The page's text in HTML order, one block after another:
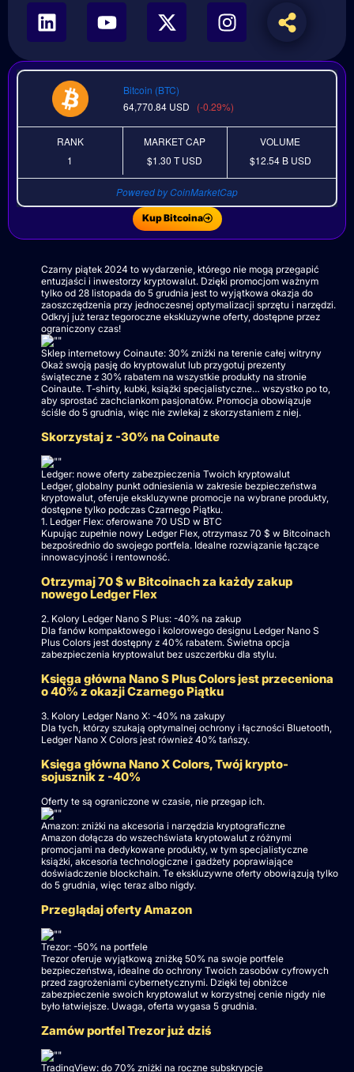
Bitcoin (BTC)
64,770.84 USD (-0.29%)
RANK
1
MARKET CAP
$1.30 TUSD
VOLUME
$12.54 B USD
Powered by CoinMarketCap
Kup Bitcoina
Czarny piątek 2024 to wydarzenie, którego nie mogą przegapić
entuzjaści i inwestorzy kryptowalut. Dzięki promocjom ważnym
tylko od 28 listopada do 5 grudnia jest to wyjątkowa okazja do
zaoszczędzenia przy jednoczesnej optymalizacji sprzętu i narzędzi.
Odkryj już teraz tegoroczne ekskluzywne oferty, dostępne przez
ograniczony czas!
Sklep internetowy Coinaute: 30% zniżki na terenie całej witryny
Okaż swoją pasję do kryptowalut lub przygotuj prezenty
świąteczne z 30% rabatem na wszystkie produkty na stronie
Coinaute. T-shirty, kubki, książki specjalistyczne… wszystko po to,
aby sprostać zachciankom pasjonatów. Promocja obowiązuje
ściśle do 5 grudnia, więc nie zwlekaj z skorzystaniem z niej.
Skorzystaj z -30% na Coinaute
Ledger: nowe oferty zabezpieczenia Twoich kryptowalut
Ledger, globalny punkt odniesienia w zakresie bezpieczeństwa
kryptowalut, oferuje ekskluzywne promocje na wybrane produkty,
dostępne tylko podczas Czarnego Piątku.
1. Ledger Flex: oferowane 70 USD w BTC
Kupując zupełnie nowy Ledger Flex, otrzymasz 70 $ w Bitcoinach
bezpośrednio do swojego portfela. Idealne rozwiązanie łączące
innowacyjność i rentowność.
Otrzymaj 70 $ w Bitcoinach za każdy zakup
nowego Ledger Flex
2. Kolory Ledger Nano S Plus: -40% na zakup
Dla fanów kompaktowego i kolorowego designu Ledger Nano S
Plus Colors jest dostępny z 40% rabatem. Świetna opcja
zabezpieczenia kryptowalut bez uszczerbku dla stylu.
Księga główna Nano S Plus Colors jest przeceniona
o 40% z okazji Czarnego Piątku
3. Kolory Ledger Nano X: -40% na zakupy
Dla tych, którzy szukają optymalnej ochrony i łączności Bluetooth,
Ledger Nano X Colors jest również 40% tańszy.
Księga główna Nano X Colors, Twój krypto-
sojusznik z -40%
Oferty te są ograniczone w czasie, nie przegap ich.
Amazon: zniżki na akcesoria i narzędzia kryptograficzne
Amazon dołącza do wszechświata kryptowalut z różnymi
promocjami na dedykowane produkty, w tym specjalistyczne
książki, akcesoria technologiczne i gadżety poprawiające
doświadczenie blockchain. Te ekskluzywne oferty obowiązują tylko
do 5 grudnia, więc teraz albo nigdy.
Przeglądaj oferty Amazon
Trezor: -50% na portfele
Trezor oferuje wyjątkową zniżkę 50% na swoje portfele
bezpieczeństwa, idealne do ochrony Twoich zasobów cyfrowych
przed zagrożeniami cybernetycznymi. Dzięki tej obniżce
zabezpieczenie swoich kryptowalut w korzystnej cenie nigdy nie
było łatwiejsze. Uwaga, oferta wygasa 5 grudnia.
Zamów portfel Trezor już dziś
TradingView: do 70% zniżki na roczne subskrypcje